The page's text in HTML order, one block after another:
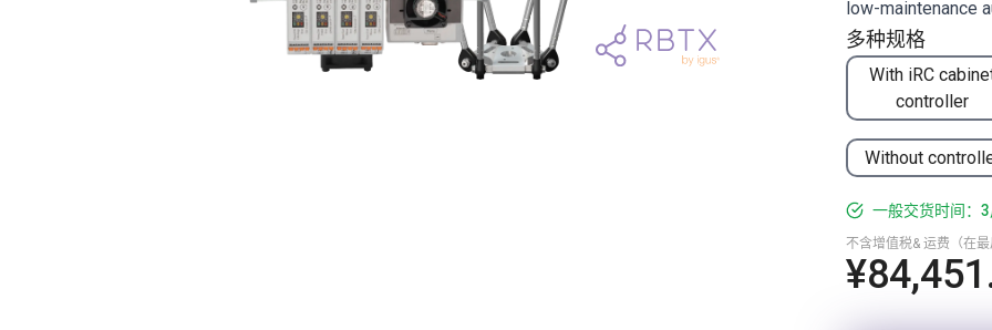
多种规格
With iRC
controller
Without
low-maintenance
一般交货时间：
不含增值税& 运费（在